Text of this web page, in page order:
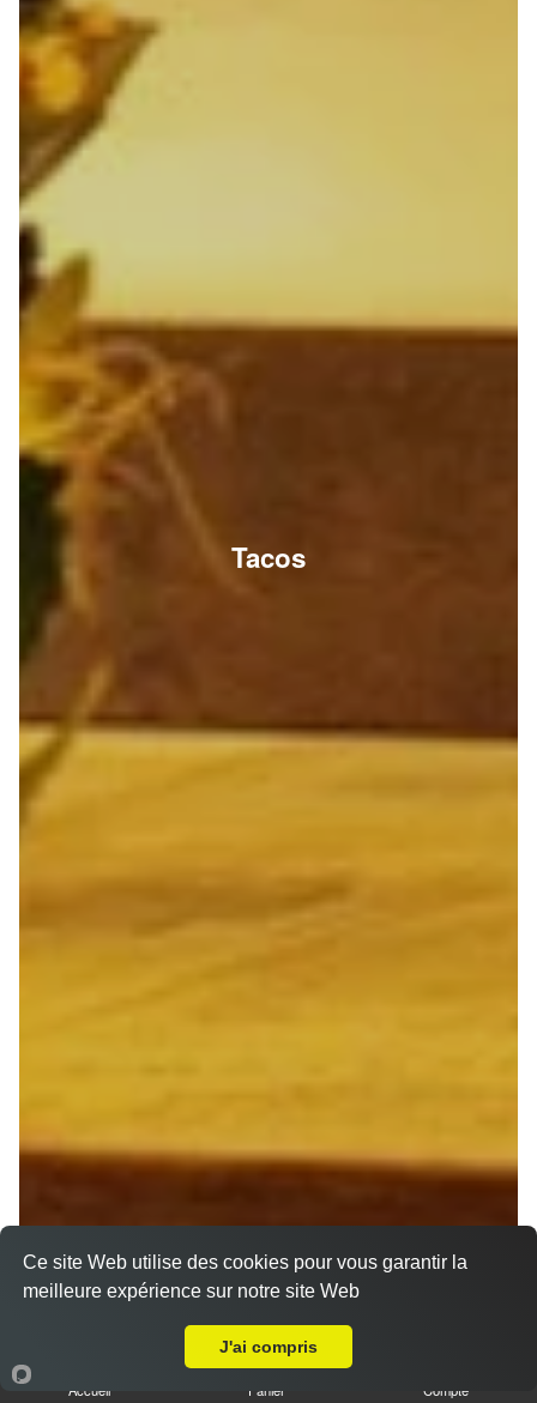
Tacos
Accueil Panier Compte
Ce site Web utilise des cookies pour vous garantir la
meilleure expérience sur notre site Web
J'ai compris